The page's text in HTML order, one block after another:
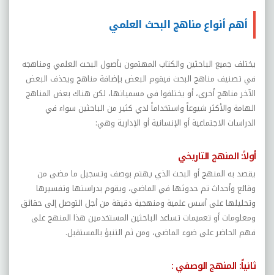
أهم أنواع مناهج البحث العلمي
يختلف جميع الباحثين والكتاب المهتمون بأصول البحث العلمي ومناهجه
في تصنيف مناهج البحث فيقوم البعض بإضافة مناهج ويحذف البعض
الآخر مناهج أخرى، أو يختلفوا في مسمياتها، لكن هناك بعض المناهج
الهامة والأكثر شيوعاً واستخداماً لدي كثير من الباحثين سواء في
الدراسات الاجتماعية أو الإنسانية أو الإدارية وهي:
أولاً: المنهج التاريخي
يقصد به المنهج أو البحث الذي يهتم بوصف وتسجيل ما مضى من
وقائع وأحداث تم حدوثها في الماضي، ويقوم بدراستها وتفسيرها
وتحليلها على أسس علمية ومنهجية دقيقة من أجل التوصل إلى حقائق
ومعلومات أو تعميمات تساعد الباحثين المستخدمين هذا المنهج على
فهم الحاضر على ضوء الماضي، ومن ثم التنبؤ بالمستقبل.
ثانياً: المنهج الوصفي: